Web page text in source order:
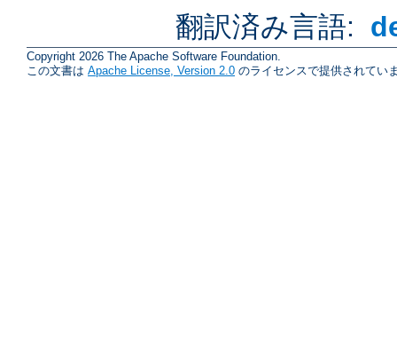
翻訳済み言語:
Copyright 2026 The Apache Software Foundation.
この文書は Apache License, Version 2.0 のライセンスで提供されてい